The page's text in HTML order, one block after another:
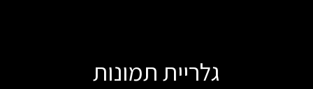
גלריית תמונות